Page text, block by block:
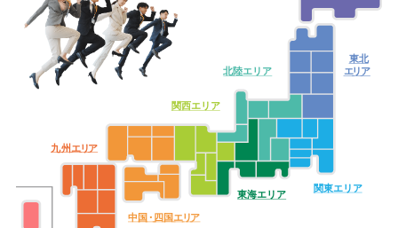
東北
エリア
関東エリア
東海エリア
北陸エリア
関西エリア
中 国・四国 エリア
九州 エリア